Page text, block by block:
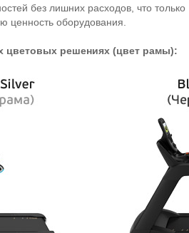
без лишних расходов, что только
ценность оборудования.
цветовых решениях (цвет рамы):